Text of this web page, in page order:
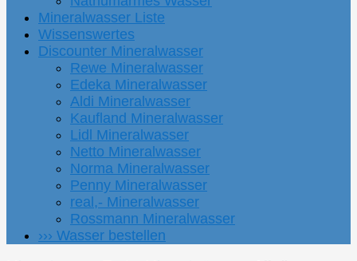
Mineralwasser Liste
Wissenswertes
Discounter Mineralwasser
Rewe Mineralwasser
Edeka Mineralwasser
Aldi Mineralwasser
Kaufland Mineralwasser
Lidl Mineralwasser
Netto Mineralwasser
Norma Mineralwasser
Penny Mineralwasser
real,- Mineralwasser
Rossmann Mineralwasser
››› Wasser bestellen